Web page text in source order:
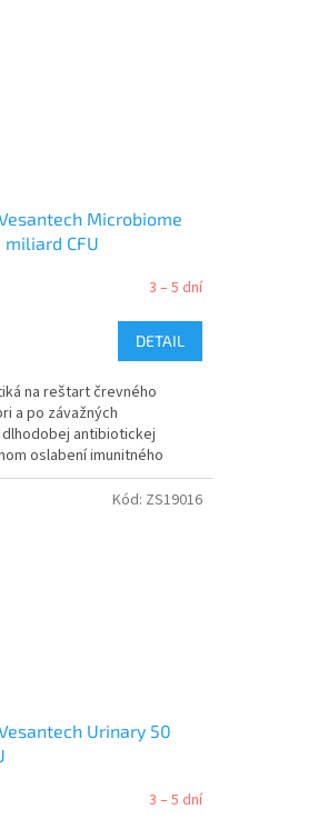
Microbiome
CFU
3 – 5 dní
DETAIL
na reštart črevného
a po závažných
antibiotickej
oslabení imunitného
živými...
Urinary 50
3 – 5 dní
Kód: ZS19016